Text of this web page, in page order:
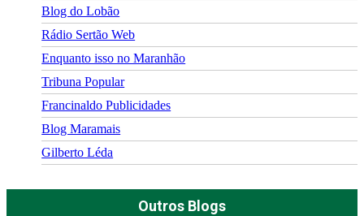
Blog do Lobão
Rádio Sertão Web
Enquanto isso no Maranhão
Tribuna Popular
Francinaldo Publicidades
Blog Maramais
Gilberto Léda
Outros Blogs